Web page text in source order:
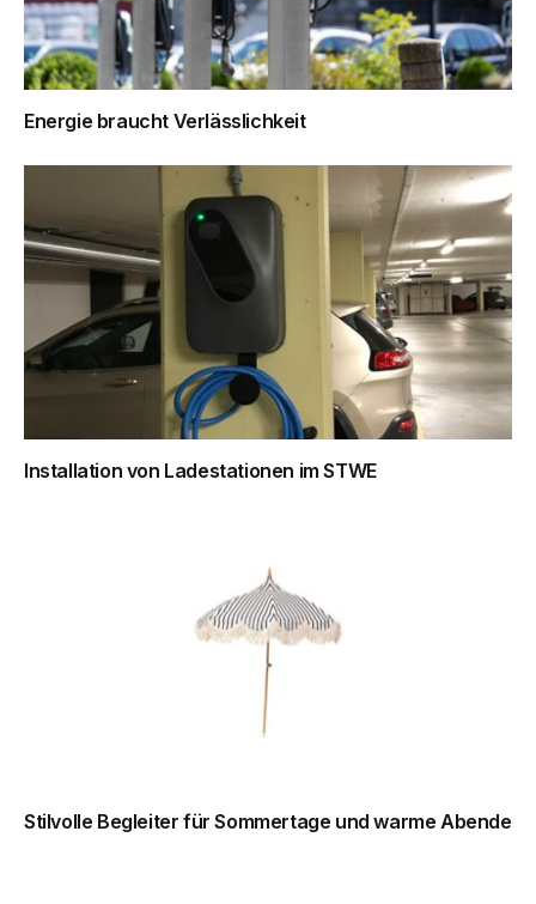
Energie braucht Verlässlichkeit
Installation von Ladestationen im STWE
Stilvolle Begleiter für Sommertage und warme Abende